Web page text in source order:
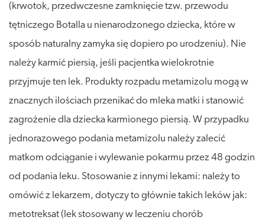
(krwotok, przedwczesne zamknięcie tzw. przewodu
tętniczego Botalla u nienarodzonego dziecka, które w
sposób naturalny zamyka się dopiero po urodzeniu). Nie
należy karmić piersią, jeśli pacjentka wielokrotnie
przyjmuje ten lek. Produkty rozpadu metamizolu mogą w
znacznych ilościach przenikać do mleka matki i stanowić
zagrożenie dla dziecka karmionego piersią. W przypadku
jednorazowego podania metamizolu należy zalecić
matkom odciąganie i wylewanie pokarmu przez 48 godzin
od podania leku. Stosowanie z innymi lekami: należy to
omówić z lekarzem, dotyczy to głównie takich leków jak:
metotreksat (lek stosowany w leczeniu chorób